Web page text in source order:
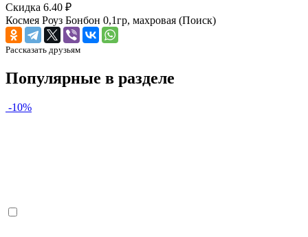
Скидка 6.40 ₽
Космея Роуз Бонбон 0,1гр, махровая (Поиск)
Рассказать друзьям
Популярные в разделе
-10%